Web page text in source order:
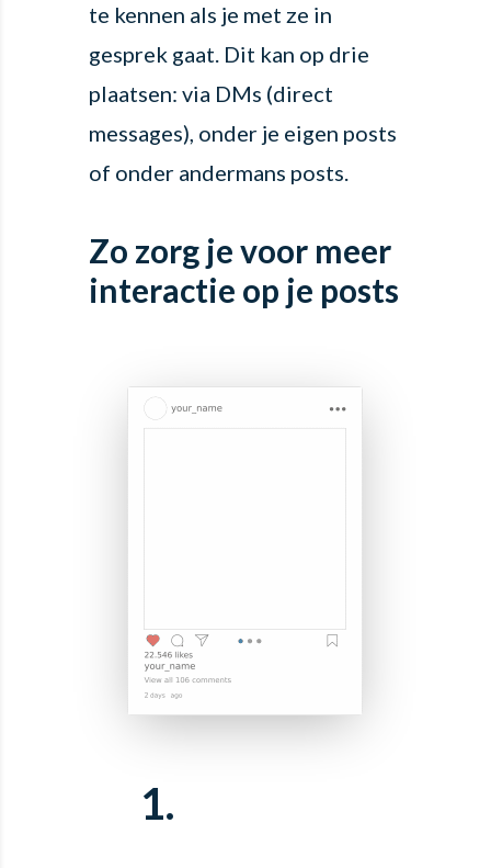
te kennen als je met ze in
gesprek gaat. Dit kan op drie
plaatsen: via DMs (direct
messages), onder je eigen posts
of onder andermans posts.
Zo zorg je voor meer
interactie op je posts
1.